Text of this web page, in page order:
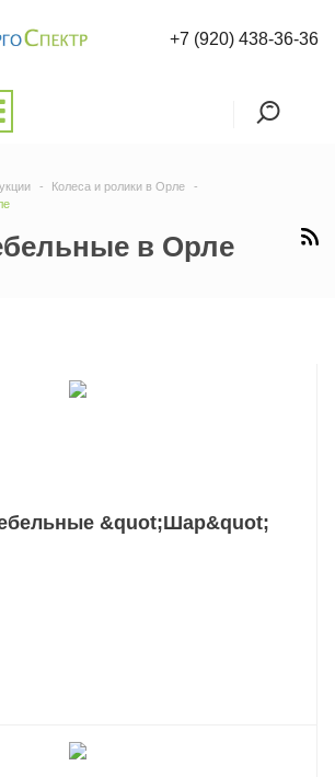
+7 (920) 438-36-36
Колеса и ролики в Орле
в Орле
&quot;Шар&quot;